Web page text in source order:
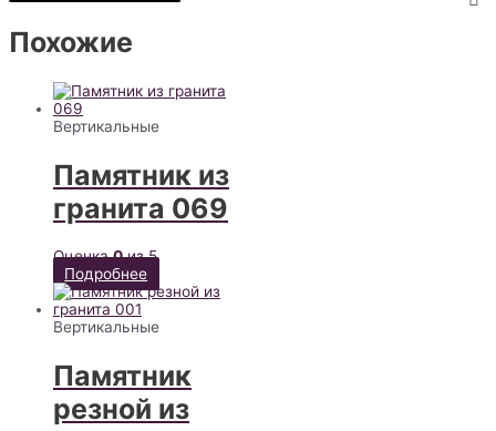
Похожие
Вертикальные
Памятник из
гранита 069
Оценка0из 5
Подробнее
Вертикальные
Памятник
резной из